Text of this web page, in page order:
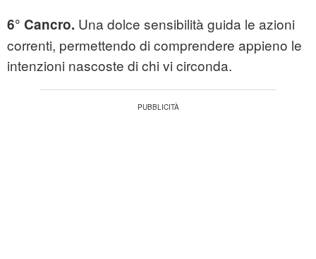
6° Cancro. Una dolce sensibilità guida le azioni
correnti, permettendo di comprendere appieno le
intenzioni nascoste di chi vi circonda.